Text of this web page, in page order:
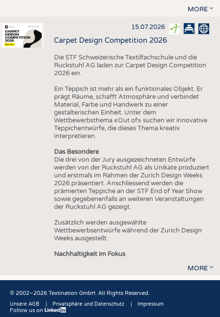
MORE
15.07.2026
Carpet Design Competition 2026
Die STF Schweizerische Textilfachschule und die
Ruckstuhl AG laden zur Carpet Design Competition
2026 ein.
Ein Teppich ist mehr als ein funktionales Objekt. Er
prägt Räume, schafft Atmosphäre und verbindet
Material, Farbe und Handwerk zu einer
gestalterischen Einheit. Unter dem
Wettbewerbsthema «Out of» suchen wir innovative
Teppichentwürfe, die dieses Thema kreativ
interpretieren.
Das Besondere
Die drei von der Jury ausgezeichneten Entwürfe
werden von der Ruckstuhl AG als Unikate produziert
und erstmals im Rahmen der Zurich Design Weeks
2026 präsentiert. Anschliessend werden die
prämierten Teppiche an der STF End of Year Show
sowie gegebenenfalls an weiteren Veranstaltungen
der Ruckstuhl AG gezeigt.
Zusätzlich werden ausgewählte
Wettbewerbsentwürfe während der Zurich Design
Weeks ausgestellt.
Nachhaltigkeit im Fokus
MORE
© 2002–2026 Textination GmbH. All Rights Reserved.
Fußbereich
Unsere AGB Privatsphäre und Datenschutz Impressum
Follow us on